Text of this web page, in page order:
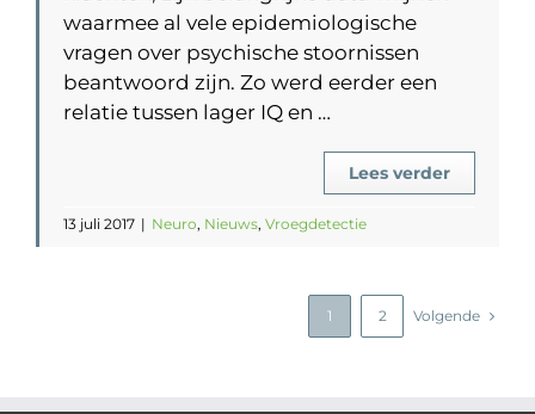
waarmee al vele epidemiologische
vragen over psychische stoornissen
beantwoord zijn. Zo werd eerder een
relatie tussen lager IQ en …
Lees verder
13 juli 2017 | Neuro, Nieuws, Vroegdetectie
1 2 Volgende